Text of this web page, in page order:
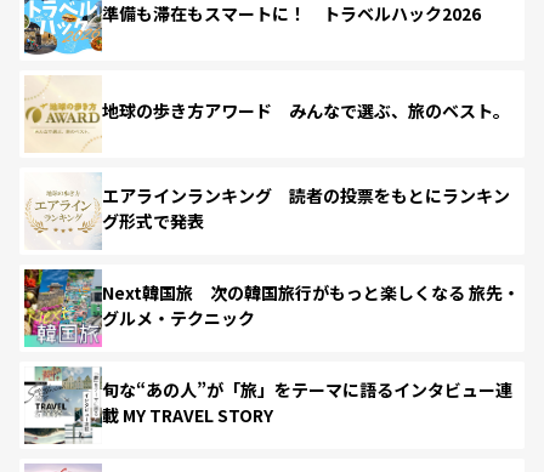
準備も滞在もスマートに！ トラベルハック2026
地球の歩き方アワード みんなで選ぶ、旅のベスト。
エアラインランキング 読者の投票をもとにランキン
グ形式で発表
Next韓国旅 次の韓国旅行がもっと楽しくなる 旅先・
グルメ・テクニック
旬な“あの人”が「旅」をテーマに語るインタビュー連
載 MY TRAVEL STORY